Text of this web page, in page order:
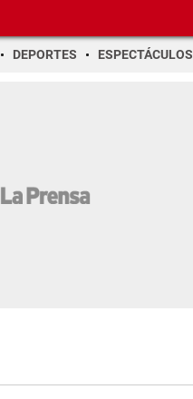
DEPORTES ESPECTÁCULOS